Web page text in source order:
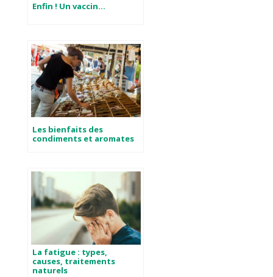
Enfin ! Un vaccin…
Les bienfaits des
condiments et aromates
La fatigue : types,
causes, traitements
naturels